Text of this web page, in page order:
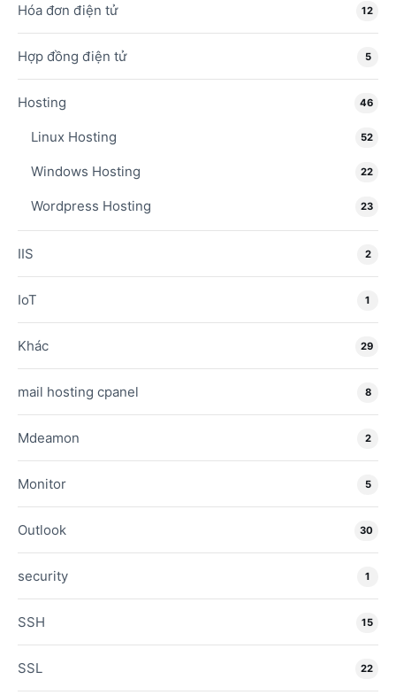
Hóa đơn điện tử 12
Hợp đồng điện tử 5
Hosting 46
Linux Hosting 52
Windows Hosting 22
Wordpress Hosting 23
IIS 2
IoT 1
Khác 29
mail hosting cpanel 8
Mdeamon 2
Monitor 5
Outlook 30
security 1
SSH 15
SSL 22